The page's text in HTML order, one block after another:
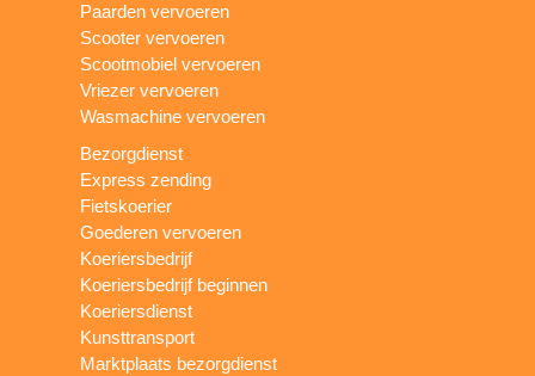
Paarden vervoeren
Scooter vervoeren
Scootmobiel vervoeren
Vriezer vervoeren
Wasmachine vervoeren
Bezorgdienst
Express zending
Fietskoerier
Goederen vervoeren
Koeriersbedrijf
Koeriersbedrijf beginnen
Koeriersdienst
Kunsttransport
Marktplaats bezorgdienst